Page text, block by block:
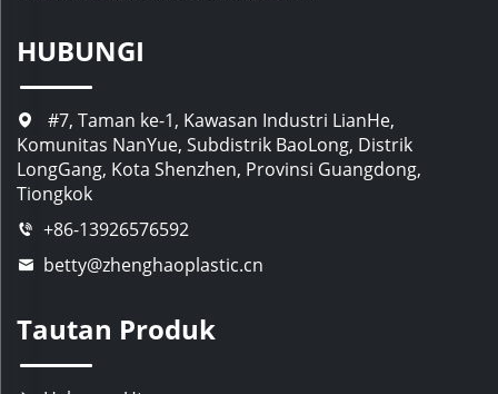
HUBUNGI
#7, Taman ke-1, Kawasan Industri LianHe,
Komunitas NanYue, Subdistrik BaoLong, Distrik
LongGang, Kota Shenzhen, Provinsi Guangdong,
Tiongkok
+86-13926576592
betty@zhenghaoplastic.cn
Tautan Produk